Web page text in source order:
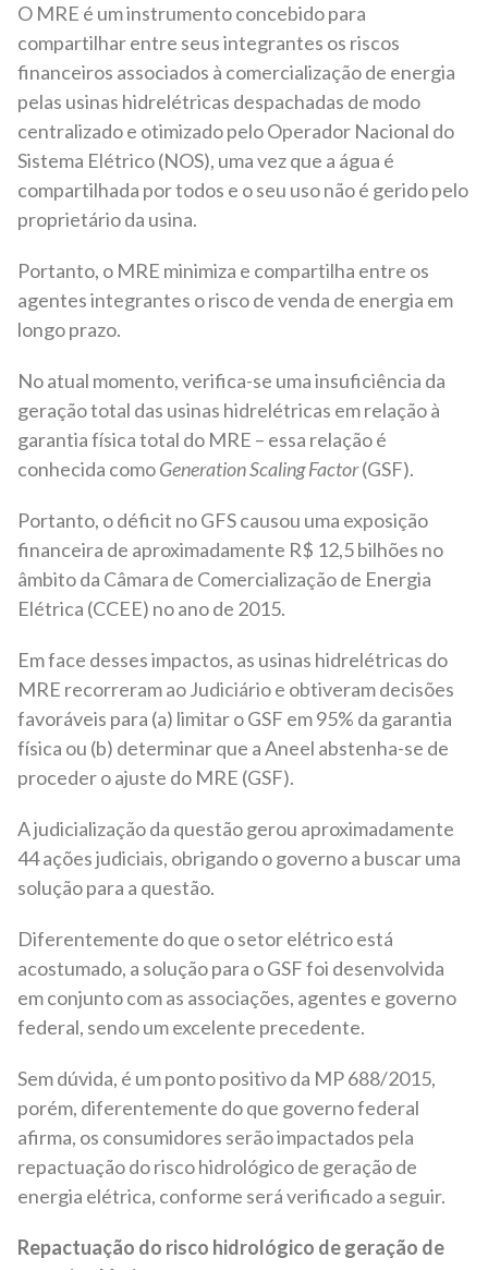
O MRE é um instrumento concebido para
compartilhar entre seus integrantes os riscos
financeiros associados à comercialização de energia
pelas usinas hidrelétricas despachadas de modo
centralizado e otimizado pelo Operador Nacional do
Sistema Elétrico (NOS), uma vez que a água é
compartilhada por todos e o seu uso não é gerido pelo
proprietário da usina.
Portanto, o MRE minimiza e compartilha entre os
agentes integrantes o risco de venda de energia em
longo prazo.
No atual momento, verifica-se uma insuficiência da
geração total das usinas hidrelétricas em relação à
garantia física total do MRE – essa relação é
conhecida comoGeneration Scaling Factor(GSF).
Portanto, o déficit no GFS causou uma exposição
financeira de aproximadamente R$ 12,5 bilhões no
âmbito da Câmara de Comercialização de Energia
Elétrica (CCEE) no ano de 2015.
Em face desses impactos, as usinas hidrelétricas do
MRE recorreram ao Judiciário e obtiveram decisões
favoráveis para (a) limitar o GSF em 95% da garantia
física ou (b) determinar que a Aneel abstenha-se de
proceder o ajuste do MRE (GSF).
A judicialização da questão gerou aproximadamente
44 ações judiciais, obrigando o governo a buscar uma
solução para a questão.
Diferentemente do que o setor elétrico está
acostumado, a solução para o GSF foi desenvolvida
em conjunto com as associações, agentes e governo
federal, sendo um excelente precedente.
Sem dúvida, é um ponto positivo da MP 688/2015,
porém, diferentemente do que governo federal
afirma, os consumidores serão impactados pela
repactuação do risco hidrológico de geração de
energia elétrica, conforme será verificado a seguir.
Repactuação do risco hidrológico de geração de